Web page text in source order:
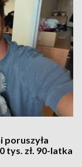
poruszyła
tys. zł. 90-latka